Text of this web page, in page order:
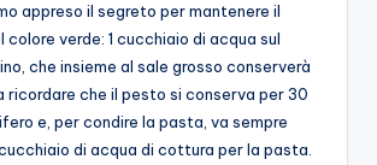
appreso il segreto per mantenere il
colore verde: 1 cucchiaio di acqua sul
che insieme al sale grosso conserverà
ricordare che il pesto si conserva per 30
e, per condire la pasta, va sempre
di acqua di cottura per la pasta.